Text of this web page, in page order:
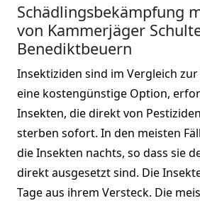
Schädlingsbekämpfung
von Kammerjäger
Benediktbeuern
Insektiziden sind im Vergleich
eine kostengünstige Option,
Insekten, die direkt von
sterben sofort. In den meisten
die Insekten nachts, so dass sie
direkt ausgesetzt sind. Die
Tage aus ihrem Versteck. Die